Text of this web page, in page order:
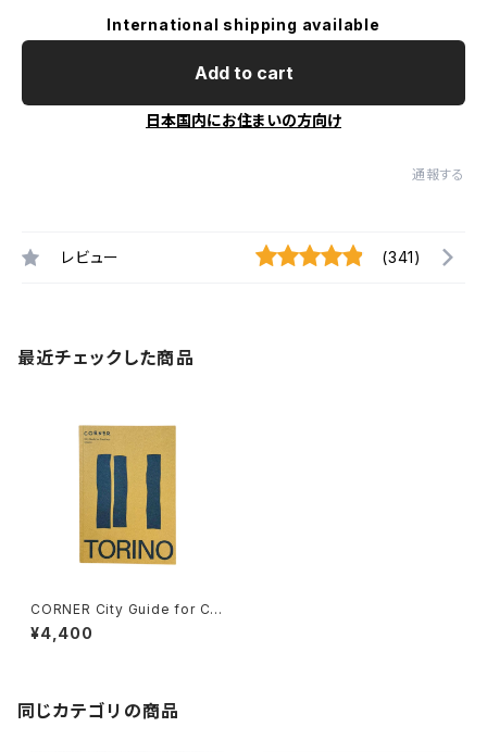
International shipping available
Add to cart
日本国内にお住まいの方向け
通報する
レビュー (341)
最近チェックした商品
CORNER City Guide for Cr
eatives Issue.3 TORINO
¥4,400
同じカテゴリの商品